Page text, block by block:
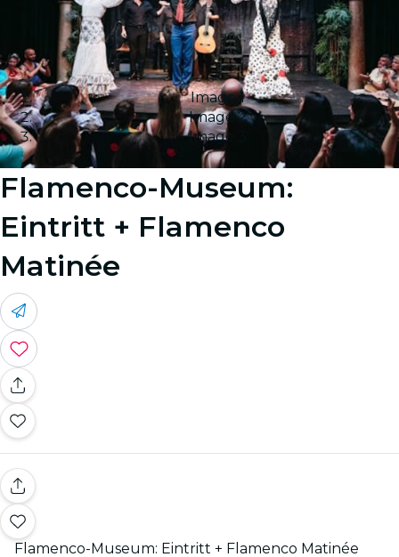
Image 1
Image 2
Image 3
Flamenco-Museum:
Eintritt + Flamenco
Matinée
Flamenco-Museum: Eintritt + Flamenco Matinée